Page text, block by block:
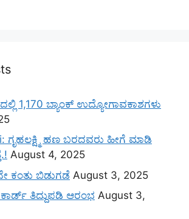
1,170 ಬ್ಯಾಂಕ್ ಉದ್ಯೋಗಾವಕಾಶಗಳು
ಗೃಹಲಕ್ಷ್ಮಿ ಹಣ ಬರದವರು ಹೀಗೆ ಮಾಡಿ
August 4, 2025
ಕಂತು ಬಿಡುಗಡೆ August 3, 2025
ತಿದ್ದುಪಡಿ ಆರಂಭ August 3,